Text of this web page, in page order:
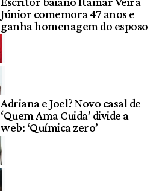
Júnior comemora 47 anos e
ganha homenagem do esposo
Adriana e Joel? Novo casal de
‘Quem Ama Cuida’ divide a
web: ‘Química zero’